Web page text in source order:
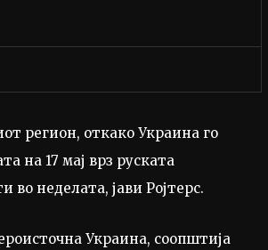
регион, откако Украина го
на 17 мај врз руската
во неделата, јави Ројтерс.
Украина, соопштија